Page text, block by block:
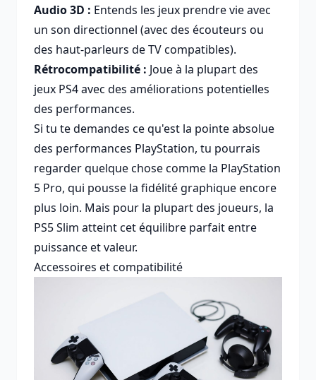
Audio 3D : Entends les jeux prendre vie avec
un son directionnel (avec des écouteurs ou
des haut-parleurs de TV compatibles).
Rétrocompatibilité : Joue à la plupart des
jeux PS4 avec des améliorations potentielles
des performances.
Si tu te demandes ce qu'est la pointe absolue
des performances PlayStation, tu pourrais
regarder quelque chose comme la PlayStation
5 Pro, qui pousse la fidélité graphique encore
plus loin. Mais pour la plupart des joueurs, la
PS5 Slim atteint cet équilibre parfait entre
puissance et valeur.
Accessoires et compatibilité